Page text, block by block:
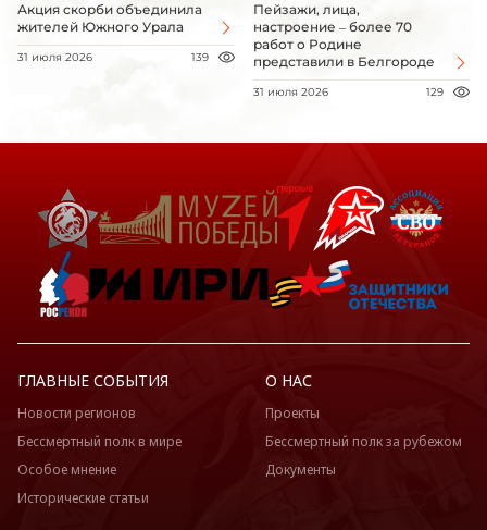
Акция скорби объединила
жителей Южного Урала
31 июля 2026 139
Пейзажи, лица,
настроение – более 70
работ о Родине
представили в Белгороде
31 июля 2026 129
ГЛАВНЫЕ СОБЫТИЯ
Новости регионов
Бессмертный полк в мире
Особое мнение
Исторические статьи
О НАС
Проекты
Бессмертный полк за рубежом
Документы